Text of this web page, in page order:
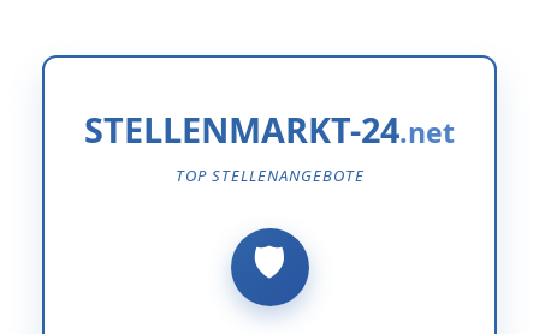
STELLENMARKT-24
TOP STELLENANGEBOTE